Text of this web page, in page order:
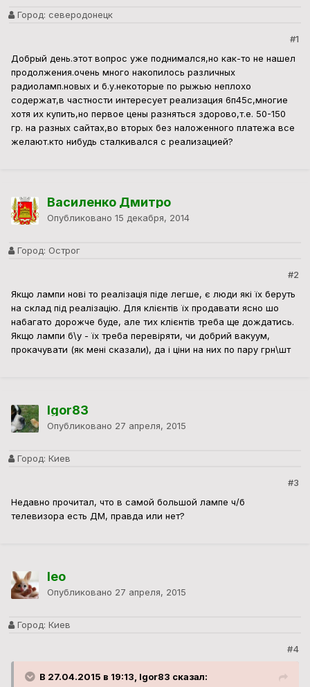
Город: северодонецк
#1
Добрый день.этот вопрос уже поднимался,но как-то не нашел
продолжения.очень много накопилось различных
радиоламп.новых и б.у.некоторые по рыжью неплохо
содержат,в частности интересует реализация 6п45с,многие
хотя их купить,но первое цены разняться здорово,т.е. 50-150
гр. на разных сайтах,во вторых без наложенного платежа все
желают.кто нибудь сталкивался с реализацией?
Василенко Дмитро
Опубликовано 15 декабря, 2014
Город: Острог
#2
Якщо лампи нові то реалізація піде легше, є люди які їх беруть
на склад під реалізацію. Для клієнтів їх продавати ясно шо
набагато дорожче буде, але тих клієнтів треба ще дождатись.
Якщо лампи б\у - їх треба перевіряти, чи добрий вакуум,
прокачувати (як мені сказали), да і ціни на них по пару грн\шт
Igor83
Опубликовано 27 апреля, 2015
Город: Киев
#3
Недавно прочитал, что в самой большой лампе ч/б
телевизора есть ДМ, правда или нет?
leo
Опубликовано 27 апреля, 2015
Город: Киев
#4
В 27.04.2015 в 19:13, Igor83 сказал: